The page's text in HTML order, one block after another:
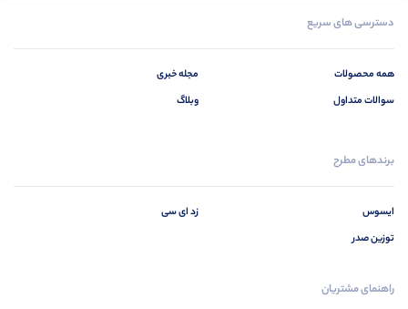
دسترسی های سریع
همه محصولات
سوالات متداول
مجله خبری
وبلاگ
برندهای مطرح
ایسوس
توزین صدر
زد ای سی
راهنمای مشتریان